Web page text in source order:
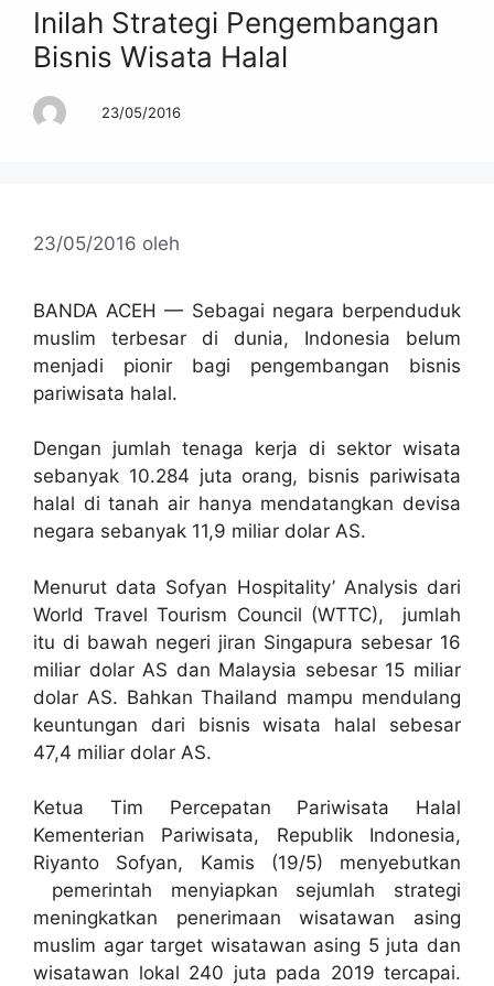
Inilah Strategi Pengembangan
Bisnis Wisata Halal
23/05/2016
23/05/2016 oleh
BANDA ACEH — Sebagai negara berpenduduk
muslim terbesar di dunia, Indonesia belum
menjadi pionir bagi pengembangan bisnis
pariwisata halal.
Dengan jumlah tenaga kerja di sektor wisata
sebanyak 10.284 juta orang, bisnis pariwisata
halal di tanah air hanya mendatangkan devisa
negara sebanyak 11,9 miliar dolar AS.
Menurut data Sofyan Hospitality’ Analysis dari
World Travel Tourism Council (WTTC), jumlah
itu di bawah negeri jiran Singapura sebesar 16
miliar dolar AS dan Malaysia sebesar 15 miliar
dolar AS. Bahkan Thailand mampu mendulang
keuntungan dari bisnis wisata halal sebesar
47,4 miliar dolar AS.
Ketua Tim Percepatan Pariwisata Halal
Kementerian Pariwisata, Republik Indonesia,
Riyanto Sofyan, Kamis (19/5) menyebutkan
pemerintah menyiapkan sejumlah strategi
meningkatkan penerimaan wisatawan asing
muslim agar target wisatawan asing 5 juta dan
wisatawan lokal 240 juta pada 2019 tercapai.